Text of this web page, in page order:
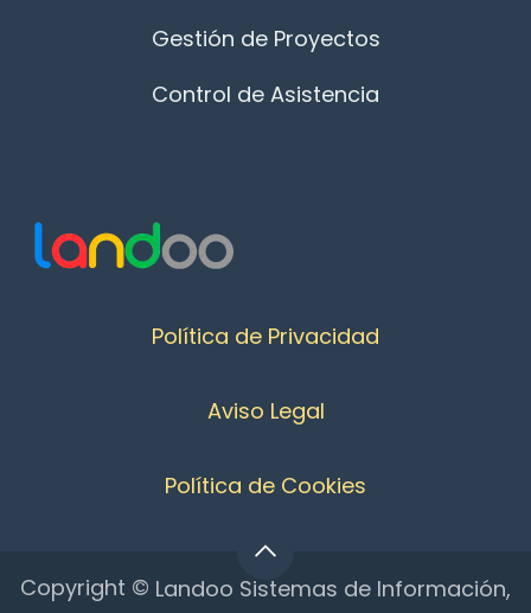
Gestión de Proyectos
Control de Asistencia
Política de Privacidad
Aviso Legal
Política de Cookies
Copyright © Landoo Sistemas de Información,